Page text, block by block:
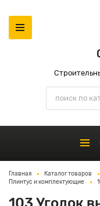
Главная Каталог товаров
Плинтус и комплектующие